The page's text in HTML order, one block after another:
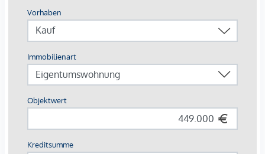
3,84 % und stellt damit eine attraktive Kapitalanlage in
Wiener Frequenzlage dar – mit solider Ertragsbasis und
nachhaltigem Wertpotenzial.
Die Kombination aus frequenzstarker Lage, klar
strukturierter und effizient nutzbarer Fläche sowie stabiler
überzeugenden Gelegenheit für Anleger mit Fokus auf
nachhaltige und wertbeständige Investments in Wien.
Interesse geweckt?